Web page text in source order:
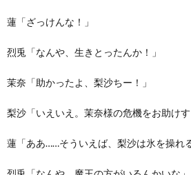
蓮「ざっけんな！」
烈兎「なんや、生きとったんか！」
茉奈「助かったよ、梨沙ちー！」
梨沙「いえいえ。茉奈様の危機をお助けす
蓮「ああ……そういえば、梨沙は氷を操れ